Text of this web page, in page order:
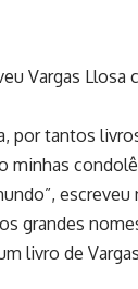
Vargas Llosa
por tantos
minhas
escreveu
grandes
livro de